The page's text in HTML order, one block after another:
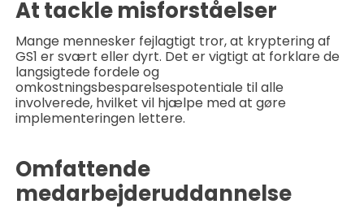
At tackle misforståelser
Mange mennesker fejlagtigt tror, at kryptering af
GS1 er svært eller dyrt. Det er vigtigt at forklare de
langsigtede fordele og
omkostningsbesparelsespotentiale til alle
involverede, hvilket vil hjælpe med at gøre
implementeringen lettere.
Omfattende
medarbejderuddannelse